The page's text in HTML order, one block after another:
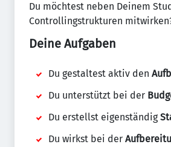
Du möchtest neben Deinem
Controllingstrukturen
Deine Aufgaben
Du gestaltest aktiv den
Du unterstützt bei der
Du erstellst eigenständig
Du wirkst bei der